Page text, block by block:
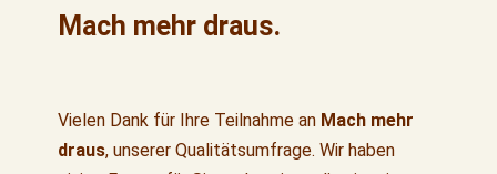
Mach mehr draus.
Vielen Dank für Ihre Teilnahme an Mach mehr
draus, unserer Qualitätsumfrage. Wir haben